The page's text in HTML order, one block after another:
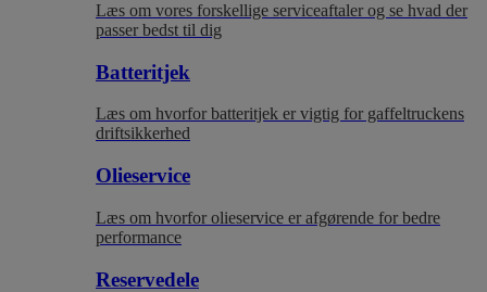
Læs om vores forskellige serviceaftaler og se hvad der
passer bedst til dig
Batteritjek
Læs om hvorfor batteritjek er vigtig for gaffeltruckens
driftsikkerhed
Olieservice
Læs om hvorfor olieservice er afgørende for bedre
performance
Reservedele